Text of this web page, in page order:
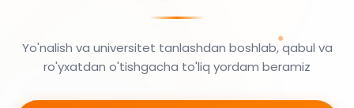
Yo'nalish va universitet tanlashdan boshlab, qabul va
ro'yxatdan o'tishgacha to'liq yordam beramiz